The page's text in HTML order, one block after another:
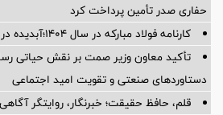
حفاری صدر تأمین پرداخت کرد
کارنامه فولاد مبارکه در سال ۱۴۰۴؛آبدیده در آتش
تأکید معاون وزیر صمت بر نقش حیاتی
دستاوردهای صنعتی و تقویت امید اجتماعی
قلم، حافظ حقیقت؛ خبرنگار، روایتگر آگاهی